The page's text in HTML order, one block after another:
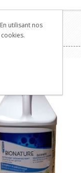
utilisant nos